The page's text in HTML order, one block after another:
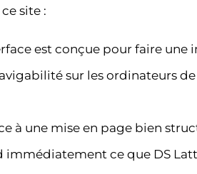
site :
est conçue pour faire une
sur les ordinateurs
à une mise en page bien
immédiatement ce que DS